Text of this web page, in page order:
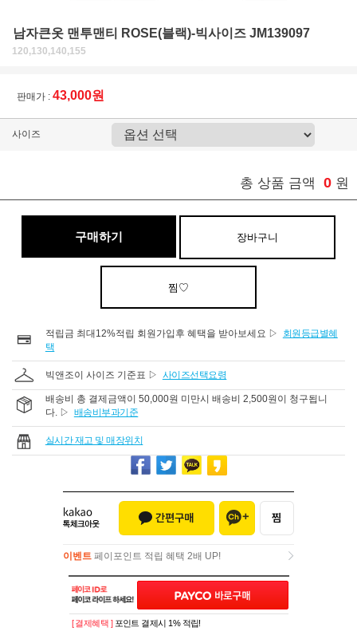
남자큰옷 맨투맨티 ROSE(블랙)-빅사이즈 JM139097
120,130,140,155
판매가 : 43,000원
사이즈
총 상품 금액 0 원
구매하기 장바구니
찜♡
적립금 최대12%적립 회원가입후 혜택을 받아보세요 ▷
회원등급별혜
택
빅앤조이 사이즈 기준표 ▷ 사이즈선택요령
배송비 총 결제금액이 50,000원 미만시 배송비 2,500원이 청구됩니
다. ▷ 배송비부과기준
실시간 재고 및 매장위치
이벤트 페이포인트 적립 혜택 2배 UP!
이벤트페이포인트 적립 혜택 2배 UP!
[ 결제혜택 ] 포인트 결제시 1% 적립!